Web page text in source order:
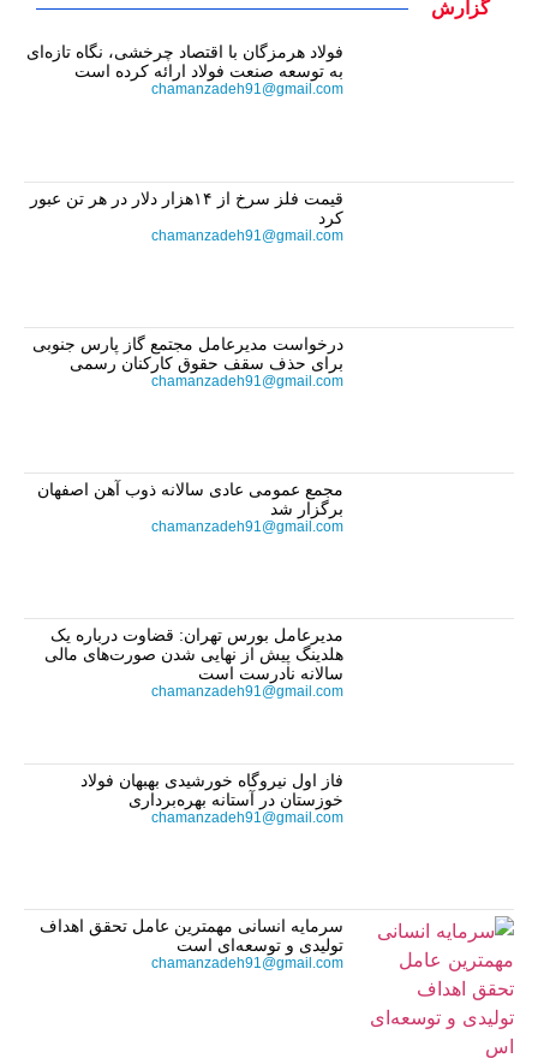
گزارش
فولاد هرمزگان با اقتصاد چرخشی، نگاه تازه‌ای
به توسعه صنعت فولاد ارائه کرده است
chamanzadeh91@gmail.com
قیمت فلز سرخ از ۱۴هزار دلار در هر تن عبور
کرد
chamanzadeh91@gmail.com
درخواست مدیرعامل مجتمع گاز پارس جنوبی
برای حذف سقف حقوق کارکنان رسمی
chamanzadeh91@gmail.com
مجمع عمومی عادی سالانه ذوب آهن اصفهان
برگزار شد
chamanzadeh91@gmail.com
مدیرعامل بورس تهران: قضاوت درباره یک
هلدینگ پیش از نهایی شدن صورت‌های مالی
سالانه نادرست است
chamanzadeh91@gmail.com
فاز اول نیروگاه خورشیدی بهبهان فولاد
خوزستان در آستانه بهره‌برداری
chamanzadeh91@gmail.com
سرمایه انسانی مهمترین عامل تحقق اهداف
تولیدی و توسعه‌ای است
chamanzadeh91@gmail.com